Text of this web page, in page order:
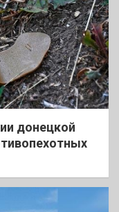
донецкой